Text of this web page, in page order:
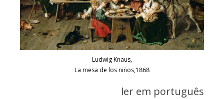
Ludwig Knaus,
La mesa de los niños,1868
ler em português